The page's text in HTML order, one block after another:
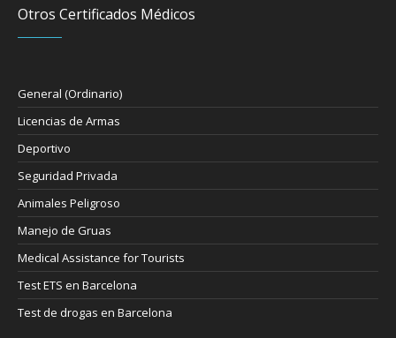
Otros Certificados Médicos
General (Ordinario)
Licencias de Armas
Deportivo
Seguridad Privada
Animales Peligroso
Manejo de Gruas
Medical Assistance for Tourists
Test ETS en Barcelona
Test de drogas en Barcelona